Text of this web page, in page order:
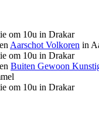
om 10u in Drakar
Aarschot Volkoren in
om 10u in Drakar
Buiten Gewoon
om 10u in Drakar